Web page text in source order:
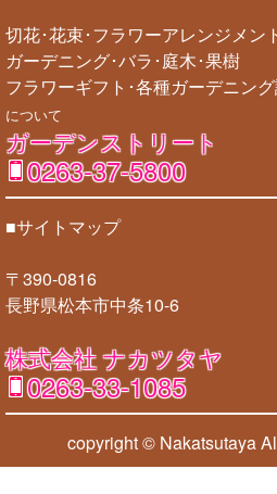
切花･花束･フラワーアレンジメン
ガーデニング･バラ･庭木･果樹
フラワーギフト･各種ガーデニン
について
ガーデンストリート
0263-37-5800
■サイトマップ
〒390-0816
長野県松本市中条10-6
株式会社 ナカツタヤ
0263-33-1085
copyright © Nakatsutaya